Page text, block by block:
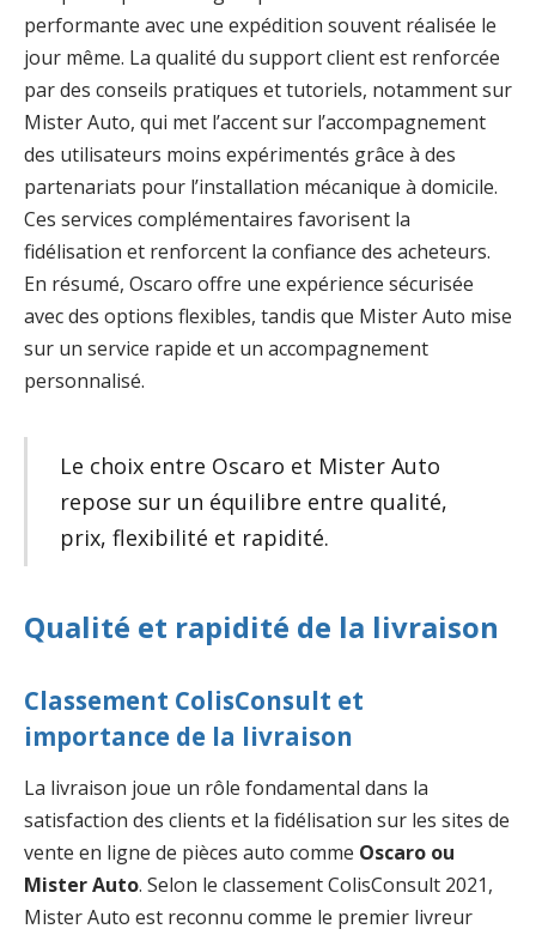
performante avec une expédition souvent réalisée le
jour même. La qualité du support client est renforcée
par des conseils pratiques et tutoriels, notamment sur
Mister Auto, qui met l’accent sur l’accompagnement
des utilisateurs moins expérimentés grâce à des
partenariats pour l’installation mécanique à domicile.
Ces services complémentaires favorisent la
fidélisation et renforcent la confiance des acheteurs.
En résumé, Oscaro offre une expérience sécurisée
avec des options flexibles, tandis que Mister Auto mise
sur un service rapide et un accompagnement
personnalisé.
Le choix entre Oscaro et Mister Auto
repose sur un équilibre entre qualité,
prix, flexibilité et rapidité.
Qualité et rapidité de la livraison
Classement ColisConsult et
importance de la livraison
La livraison joue un rôle fondamental dans la
satisfaction des clients et la fidélisation sur les sites de
vente en ligne de pièces auto comme Oscaro ou
Mister Auto. Selon le classement ColisConsult 2021,
Mister Auto est reconnu comme le premier livreur